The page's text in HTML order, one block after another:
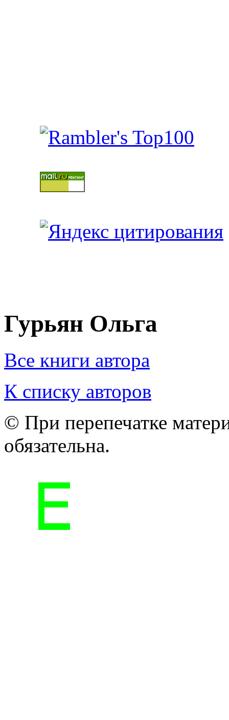
Гурьян Ольга
Все книги автора
К списку авторов
© При перепечатке
обязательна.